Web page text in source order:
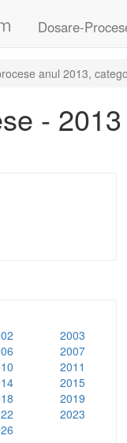
Dosare-
anul 2013,
- 2013
2003
2007
2011
2015
2019
2023